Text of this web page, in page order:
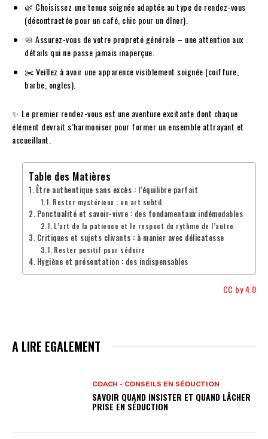
🌿 Choisissez une tenue soignée adaptée au type de rendez-vous
(décontractée pour un café, chic pour un dîner).
🧼 Assurez-vous de votre propreté générale – une attention aux
détails qui ne passe jamais inaperçue.
✂️ Veillez à avoir une apparence visiblement soignée (coiffure,
barbe, ongles).
✨ Le premier rendez-vous est une aventure excitante dont chaque
élément devrait s’harmoniser pour former un ensemble attrayant et
accueillant.
Table des Matières
Être authentique sans excès : l’équilibre parfait
Rester mystérieux : un art subtil
Ponctualité et savoir-vivre : des fondamentaux indémodables
L’art de la patience et le respect du rythme de l’autre
Critiques et sujets clivants : à manier avec délicatesse
Rester positif pour séduire
Hygiène et présentation : des indispensables
CC by 4.0
A LIRE EGALEMENT
COACH - CONSEILS EN SÉDUCTION
SAVOIR QUAND INSISTER ET QUAND LÂCHER
PRISE EN SÉDUCTION